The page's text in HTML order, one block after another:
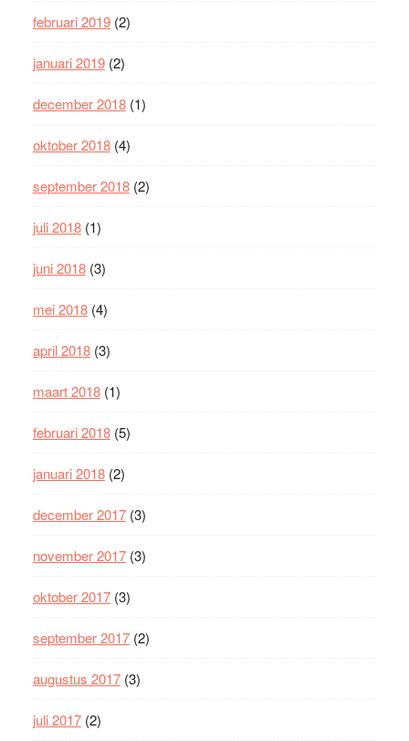
februari 2019(2)
januari 2019(2)
december 2018(1)
oktober 2018(4)
september 2018(2)
juli 2018(1)
juni 2018(3)
mei 2018(4)
april 2018(3)
maart 2018(1)
februari 2018(5)
januari 2018(2)
december 2017(3)
november 2017(3)
oktober 2017(3)
september 2017(2)
augustus 2017(3)
juli 2017(2)